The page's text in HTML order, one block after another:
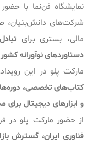
نمایشگاه فن‌نما با
شرکت‌های دانش‌بنیان،
مالی، بستری برای
دستاوردهای نوآورانه کشور
مارکت پلو در این
کتاب‌های تخصصی،
و ابزارهای دیجیتال برای
از حضور مارکت پلو در
فناوری ایران، گسترش